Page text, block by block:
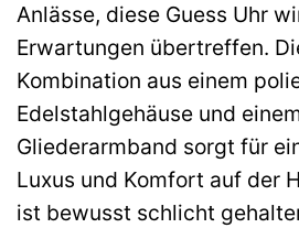
Anlässe, diese Guess Uhr
Erwartungen übertreffen.
Kombination aus einem
Edelstahlgehäuse und
Gliederarmband sorgt für
Luxus und Komfort auf der
ist bewusst schlicht